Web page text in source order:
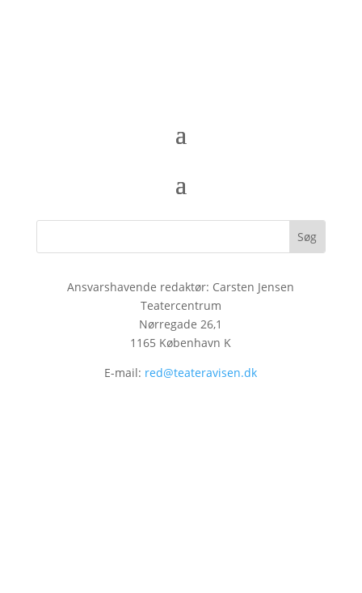
Ansvarshavende redaktør: Carsten Jensen
Teatercentrum
Nørregade 26,1
1165 København K
E-mail: red@teateravisen.dk